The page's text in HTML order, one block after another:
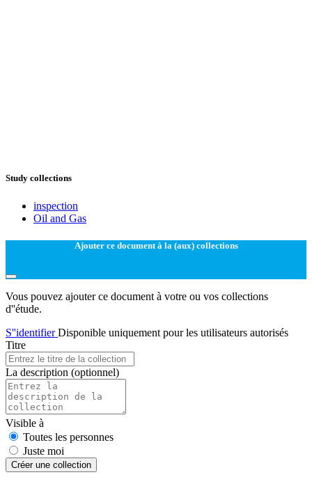
Study collections
inspection
Oil and Gas
Ajouter ce document à la (aux) collections
Vous pouvez ajouter ce document à votre ou vos collections
d''étude.
S''identifierDisponible uniquement pour les utilisateurs autorisés
Titre
La description (optionnel)
Visible à
Toutes les personnes
Juste moi
Créer une collection